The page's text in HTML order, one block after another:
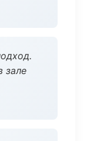
зале